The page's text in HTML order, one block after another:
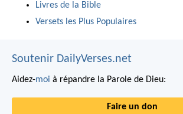
Livres de la Bible
Versets les Plus Populaires
Soutenir DailyVerses.net
Aidez-moi à répandre la Parole de Dieu:
Faire un don